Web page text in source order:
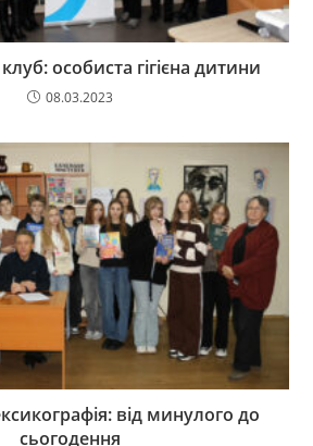
особиста гігієна дитини
08.03.2023
від минулого до
сьогодення